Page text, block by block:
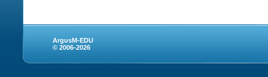
ArgusM-EDU
© 2006-2026